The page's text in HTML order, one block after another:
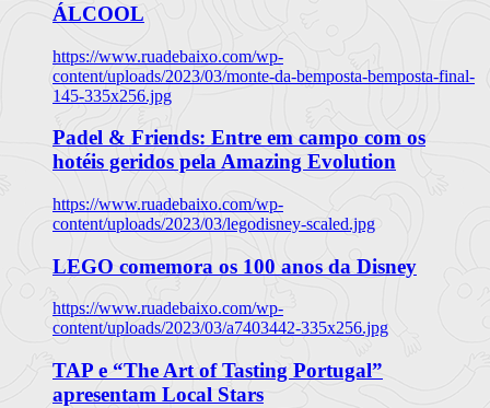
ÁLCOOL
https://www.ruadebaixo.com/wp-
content/uploads/2023/03/monte-da-bemposta-bemposta-final-
145-335x256.jpg
Padel & Friends: Entre em campo com os
hotéis geridos pela Amazing Evolution
https://www.ruadebaixo.com/wp-
content/uploads/2023/03/legodisney-scaled.jpg
LEGO comemora os 100 anos da Disney
https://www.ruadebaixo.com/wp-
content/uploads/2023/03/a7403442-335x256.jpg
TAP e “The Art of Tasting Portugal”
apresentam Local Stars